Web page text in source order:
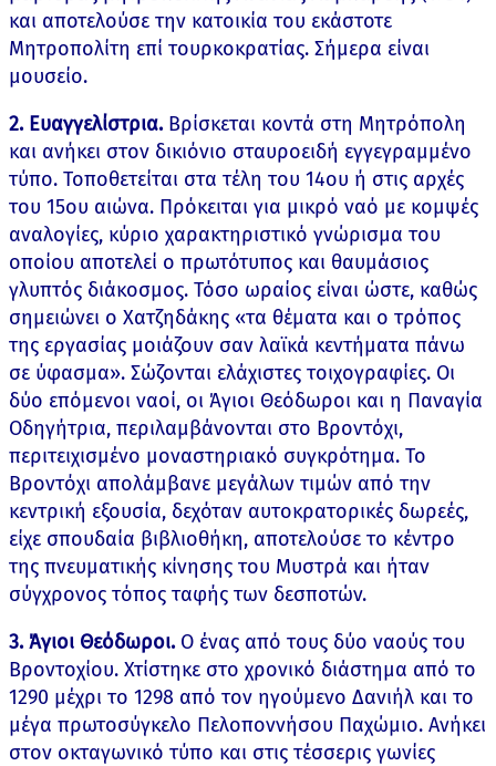
και αποτελούσε την κατοικία του εκάστοτε
Μητροπολίτη επί τουρκοκρατίας. Σήμερα είναι
μουσείο.
2. Ευαγγελίστρια.Βρίσκεται κοντά στη Μητρόπολη
και ανήκει στον δικιόνιο σταυροειδή εγγεγραμμένο
τύπο. Τοποθετείται στα τέλη του 14ου ή στις αρχές
του 15ου αιώνα. Πρόκειται για μικρό ναό με κομψές
αναλογίες, κύριο χαρακτηριστικό γνώρισμα του
οποίου αποτελεί ο πρωτότυπος και θαυμάσιος
γλυπτός διάκοσμος. Τόσο ωραίος είναι ώστε, καθώς
σημειώνει ο Χατζηδάκης «τα θέματα και ο τρόπος
της εργασίας μοιάζουν σαν λαϊκά κεντήματα πάνω
σε ύφασμα». Σώζονται ελάχιστες τοιχογραφίες. Οι
δύο επόμενοι ναοί, οι Άγιοι Θεόδωροι και η Παναγία
Οδηγήτρια, περιλαμβάνονται στο Βροντόχι,
περιτειχισμένο μοναστηριακό συγκρότημα. Το
Βροντόχι απολάμβανε μεγάλων τιμών από την
κεντρική εξουσία, δεχόταν αυτοκρατορικές δωρεές,
είχε σπουδαία βιβλιοθήκη, αποτελούσε το κέντρο
της πνευματικής κίνησης του Μυστρά και ήταν
σύγχρονος τόπος ταφής των δεσποτών.
3. Άγιοι Θεόδωροι.Ο ένας από τους δύο ναούς του
Βροντοχίου. Χτίστηκε στο χρονικό διάστημα από το
1290 μέχρι το 1298 από τον ηγούμενο Δανιήλ και το
μέγα πρωτοσύγκελο Πελοποννήσου Παχώμιο. Ανήκει
στον οκταγωνικό τύπο και στις τέσσερις γωνίες